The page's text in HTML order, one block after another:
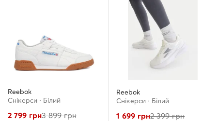
Reebok
Снікерcи · Білий
2 799 грн3 899грн
Reebok
Снікерcи · Білий
1 699 грн2 399грн